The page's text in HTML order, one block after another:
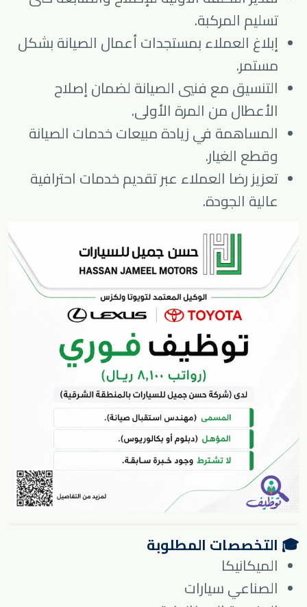
تسليم المركبة.
إبلاغ العملاء بمستجدات أعمال الصيانة بشكل
مستمر.
التنسيق مع فنيي الصيانة لضمان إصلاح
الأعطال من المرة الأولى.
المساهمة في زيادة مبيعات خدمات الصيانة
وقطع الغيار.
تعزيز رضا العملاء عبر تقديم خدمات احترافية
عالية الجودة.
🎓 التخصصات المطلوبة
الميكانيكا
الصناعي سيارات